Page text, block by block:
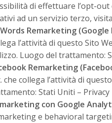
di effettuare l’opt-
ad un servizio terzo,
Remarketing (Google
l’attività di questo Sito
Luogo del trattamento:
Remarketing
che collega l’attività di
Stati Uniti – Privacy
con Google
e behavioral